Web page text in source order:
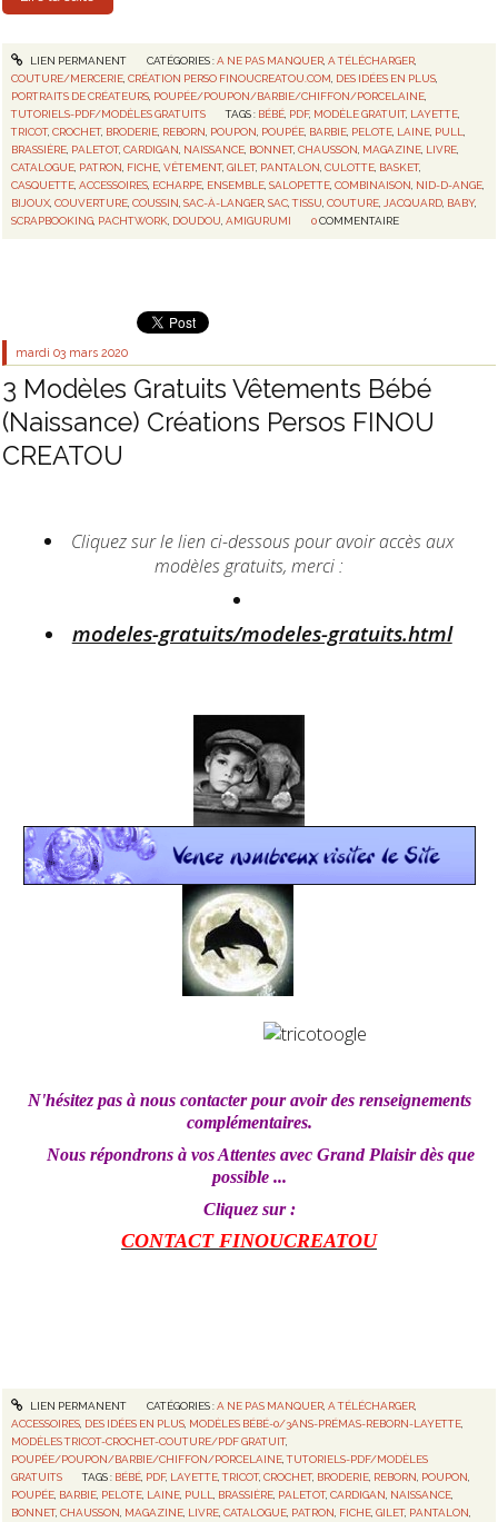
LIEN PERMANENT CATÉGORIES :A NE PAS MANQUER, A TÉLÉCHARGER,
COUTURE/MERCERIE ,CRÉATION PERSO FINOUCREATOU.COM DES IDÉES EN PLUS
PORTRAITS DE CRÉATEURS POUPÉE/POUPON/BARBIE/CHIFFON/PORCELAINE
TUTORIELS-PDF/MODÈLES GRATUITS
TAGS : BÉBÉ PDF, MODÈLE GRATUIT, LAYETTE
TRICOT,CROCHET, BRODERIE REBORN POUPON POUPÉE BARBIE PELOTE LAINE PULL
BRASSIÈRE PALETOT,CARDIGAN NAISSANCE BONNET,CHAUSSON MAGAZINE LIVRE
CATALOGUE PATRON FICHE ,VÊTEMENT,GILET, PANTALON ,CULOTTE BASKET,
CASQUETTE ,ACCESSOIRES ECHARPE ENSEMBLE ,SALOPETTE ,COMBINAISON NID-D-ANGE
BIJOUX ,COUVERTURE ,COUSSIN ,SAC-À-LANGER ,SAC ,TISSU ,COUTURE JACQUARD BABY,
SCRAPBOOKING PACHTWORK DOUDOU ,AMIGURUMI 0 COMMENTAIRE
mardi 03 mars 2020
3 Modèles Gratuits Vêtements Bébé
(Naissance) Créations Persos FINOU
CREATOU
Cliquez sur le lien ci-dessous pour avoir accès aux
modèles gratuits, merci :
modeles-gratuits/modeles-gratuits.html
N'hésitez pas à nous contacterpour avoir des renseignements
complémentaires.
Nous répondrons à vos Attentes avec Grand Plaisir dès que
possible ...
Cliquez sur :
CONTACT FINOUCREATOU
LIEN PERMANENT CATÉGORIES :A NE PAS MANQUER, A TÉLÉCHARGER,
ACCESSOIRES DES IDÉES EN PLUS MODÈLES BÉBÉ-0/3ANS-PRÉMAS-REBORN-LAYETTE
MODÈLES TRICOT-CROCHET-COUTURE/PDF GRATUIT,
POUPÉE/POUPON/BARBIE/CHIFFON/PORCELAINE ,TUTORIELS-PDF/MODÈLES
GRATUITS
TAGS : BÉBÉ PDF, LAYETTE ,TRICOT,CROCHET, BRODERIE REBORN POUPON
POUPÉE BARBIE PELOTE LAINE PULL BRASSIÈRE PALETOT,CARDIGAN NAISSANCE
BONNET,CHAUSSON MAGAZINE LIVRE ,CATALOGUE PATRON FICHE ,GILET, PANTALON